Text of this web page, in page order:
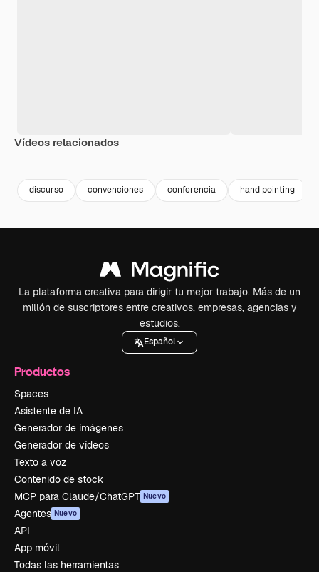
Vídeos relacionados
discurso convenciones conferencia hand pointing
La plataforma creativa para dirigir tu mejor trabajo. Más de un
millón de suscriptores entre creativos, empresas, agencias y
estudios.
Español
Productos
Spaces
Asistente de IA
Generador de imágenes
Generador de vídeos
Texto a voz
Contenido de stock
MCP para Claude/ChatGPT Nuevo
Agentes Nuevo
API
App móvil
Todas las herramientas